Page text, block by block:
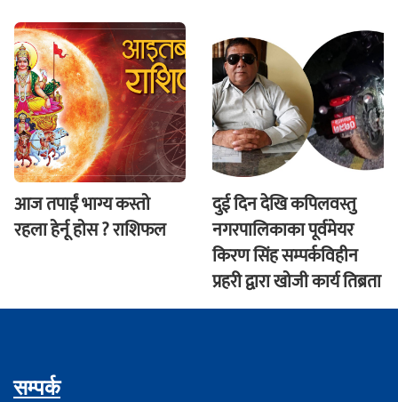
आज तपाईं भाग्य कस्ताे
रहला हेर्नू हाेस ? राशिफल
दुई दिन देखि कपिलवस्तु
नगरपालिकाका पूर्वमेयर
किरण सिंह सम्पर्कविहीन
प्रहरी द्वारा खाेजी कार्य तिब्रता
सम्पर्क